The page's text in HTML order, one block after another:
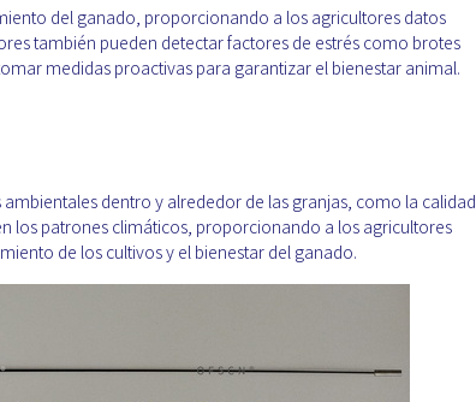
del ganado, proporcionando a los agricultores datos
también pueden detectar factores de estrés como brotes
medidas proactivas para garantizar el bienestar animal.
dentro y alrededor de las granjas, como la calidad
los patrones climáticos, proporcionando a los agricultores
de los cultivos y el bienestar del ganado.